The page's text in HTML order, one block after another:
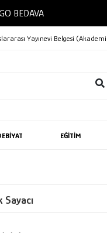
BEDAVA
Yayınevi Belgesi
EĞİTİM
Sayacı